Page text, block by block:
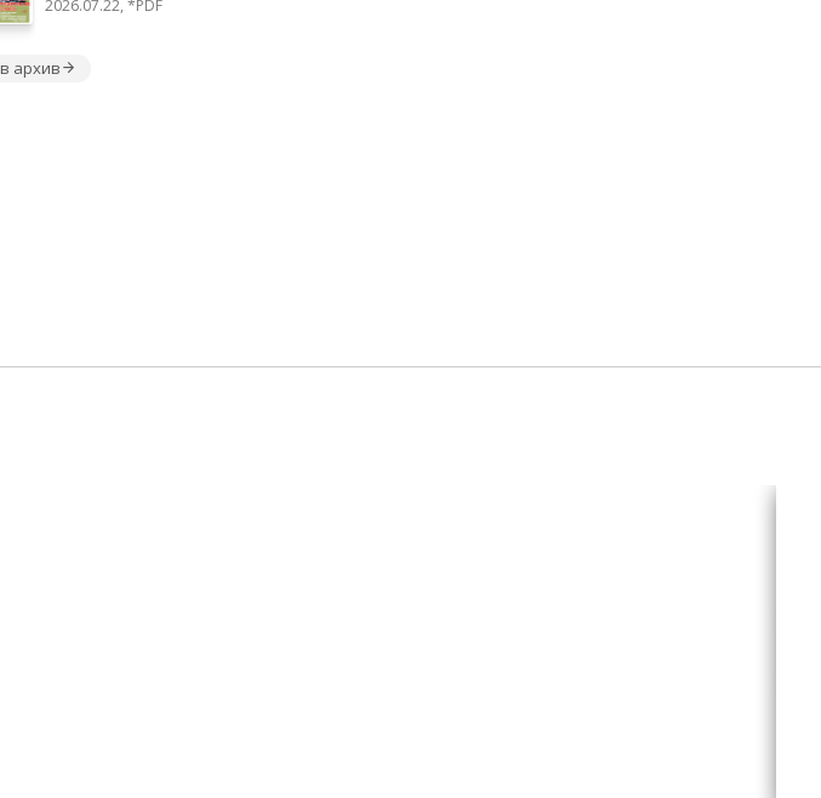
2026.07.22, *PDF
в архив